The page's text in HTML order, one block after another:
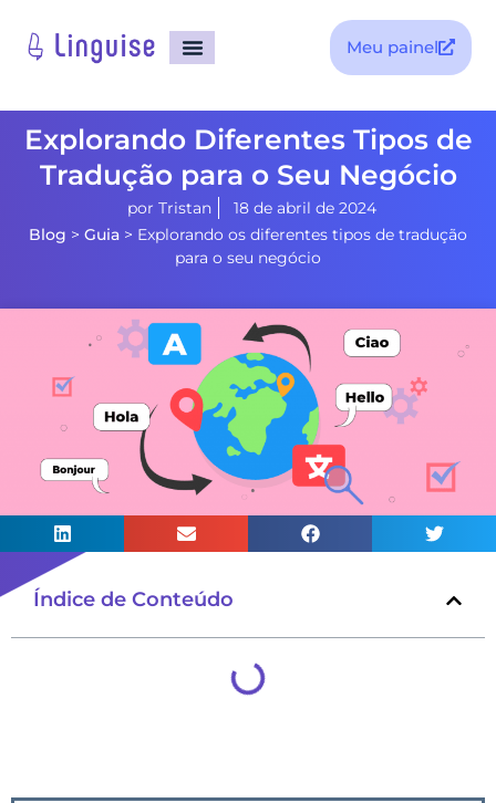
Meu painel
Explorando Diferentes Tipos de
Tradução para o Seu Negócio
por Tristan
18 de abril de 2024
Blog > Guia > Explorando os diferentes tipos de tradução
para o seu negócio
Índice de Conteúdo